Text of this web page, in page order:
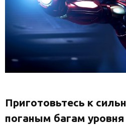
Приготовьтесь к
поганым багам уровня